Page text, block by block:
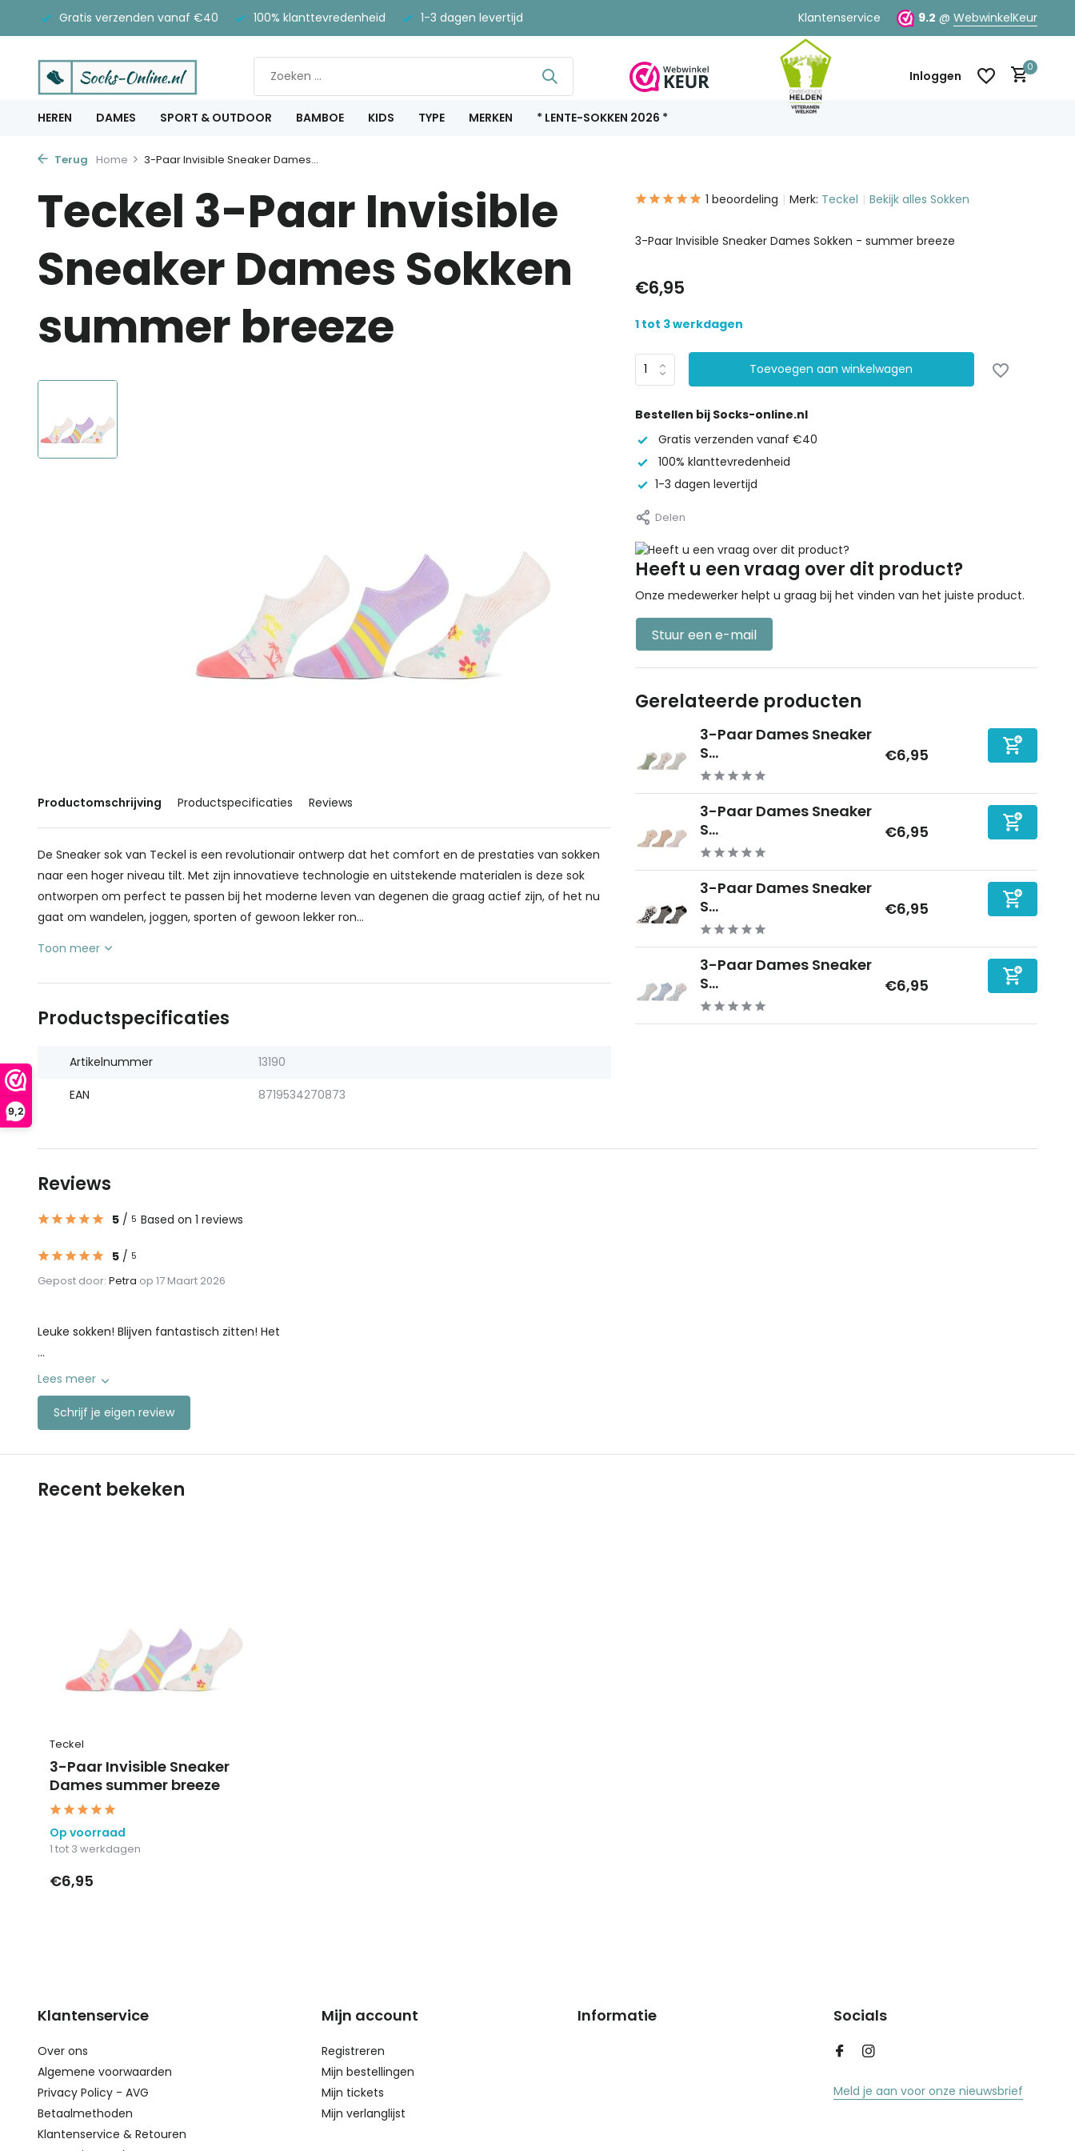
9,2
Gratis verzenden vanaf €40 100% klanttevredenheid 1-3 dagen levertijd Klantenservice 9.2 @ WebwinkelKeur
Inloggen
0
HEREN DAMES SPORT & OUTDOOR BAMBOE KIDS TYPE MERKEN * LENTE-SOKKEN 2026 *
Terug Home 3-Paar Invisible Sneaker Dames...
Teckel 3-Paar Invisible
Sneaker Dames Sokken
summer breeze
Productomschrijving Productspecificaties Reviews
De Sneaker sok van Teckel is een revolutionair ontwerp dat het comfort en de prestaties van sokken
naar een hoger niveau tilt. Met zijn innovatieve technologie en uitstekende materialen is deze sok
ontworpen om perfect te passen bij het moderne leven van degenen die graag actief zijn, of het nu
gaat om wandelen, joggen, sporten of gewoon lekker ron...
Toon meer
Productspecificaties
Artikelnummer 13190
EAN 8719534270873
1 beoordeling Merk: Teckel Bekijk alles Sokken
3-Paar Invisible Sneaker Dames Sokken - summer breeze
€6,95
1 tot 3 werkdagen
Toevoegen aan winkelwagen
Bestellen bij Socks-online.nl
Gratis verzenden vanaf €40
100% klanttevredenheid
1-3 dagen levertijd
Delen
Heeft u een vraag over dit product?
Onze medewerker helpt u graag bij het vinden van het juiste product.
Stuur een e-mail
Gerelateerde producten
3-Paar Dames Sneaker
S...
€6,95
3-Paar Dames Sneaker
S...
€6,95
3-Paar Dames Sneaker
S...
€6,95
3-Paar Dames Sneaker
S...
€6,95
Reviews
5 / 5 Based on 1 reviews
5 / 5
Gepost door: Petra op 17 Maart 2026
Leuke sokken! Blijven fantastisch zitten! Het
...
Lees meer
Schrijf je eigen review
Recent bekeken
Teckel
3-Paar Invisible Sneaker
Dames summer breeze
Op voorraad
1 tot 3 werkdagen
€6,95
Klantenservice
Over ons
Algemene voorwaarden
Privacy Policy - AVG
Betaalmethoden
Klantenservice & Retouren
Mijn account
Registreren
Mijn bestellingen
Mijn tickets
Mijn verlanglijst
Informatie Socials
Meld je aan voor onze nieuwsbrief